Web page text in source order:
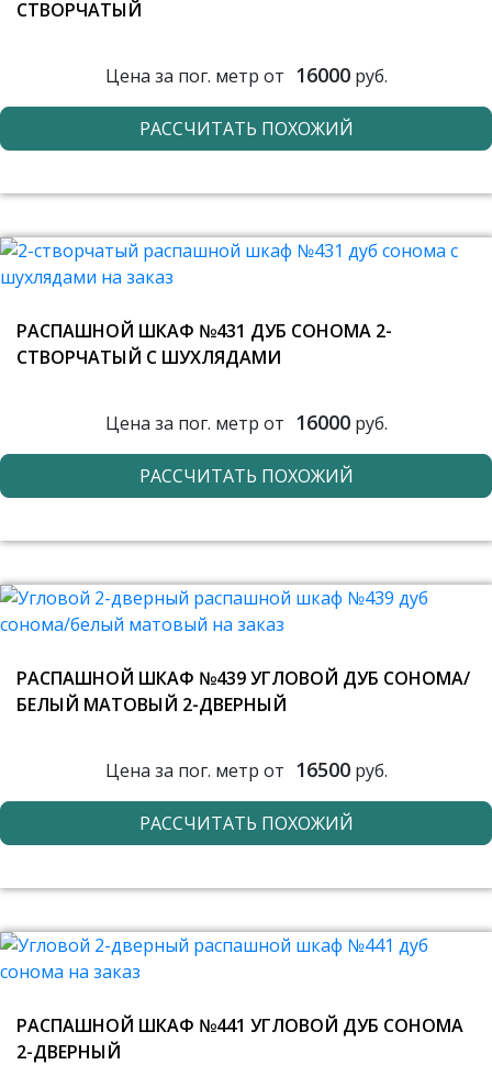
СТВОРЧАТЫЙ
Цена за пог. метр от 16000руб.
РАССЧИТАТЬ ПОХОЖИЙ
РАСПАШНОЙ ШКАФ №431 ДУБ СОНОМА 2-
СТВОРЧАТЫЙ С ШУХЛЯДАМИ
Цена за пог. метр от 16000руб.
РАССЧИТАТЬ ПОХОЖИЙ
РАСПАШНОЙ ШКАФ №439 УГЛОВОЙ ДУБ СОНОМА/
БЕЛЫЙ МАТОВЫЙ 2-ДВЕРНЫЙ
Цена за пог. метр от 16500руб.
РАССЧИТАТЬ ПОХОЖИЙ
РАСПАШНОЙ ШКАФ №441 УГЛОВОЙ ДУБ СОНОМА
2-ДВЕРНЫЙ